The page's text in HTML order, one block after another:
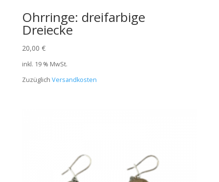
Ohrringe: dreifarbige
Dreiecke
20,00 €
inkl. 19 % MwSt.
Zuzüglich Versandkosten